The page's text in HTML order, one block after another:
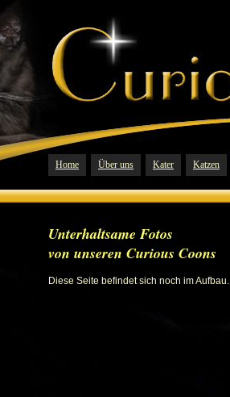
Home Über uns Kater Katzen
Unterhaltsame Fotos
von unseren Curious Coons
Diese Seite befindet sich noch im Aufbau.